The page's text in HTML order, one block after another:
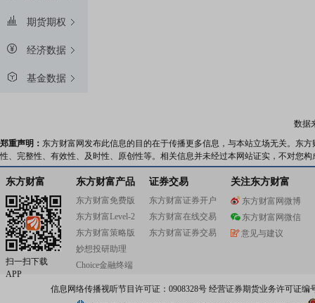
期货期权
经济数据
基金数据
数据
郑重声明： 东方财富网发布此信息的目的在于传播更多信息，与本站立场无关。东
性、完整性、有效性、及时性、原创性等。相关信息并未经过本网站证实，不对您
东方财富
扫一扫下载
APP
东方财富产品
东方财富免费版
东方财富Level-2
东方财富策略版
妙想投研助理
Choice金融终端
证券交易
东方财富证券开户
东方财富在线交易
东方财富证券交易
关注东方财富
东方财富网微博
东方财富网微信
意见与建议
信息网络传播视听节目许可证：0908328号 经营证券期货业务许可证编